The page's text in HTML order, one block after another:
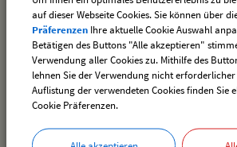
Ortsplan der Gemeinde Hergensweiler
auf dieser Webseite Cookies. Sie können über
Präferenzen Ihre aktuelle Cookie Auswahl
Betätigen des Buttons "Alle akzeptieren"
Verwendung aller Cookies zu. Mithilfe des
lehnen Sie der Verwendung nicht erforderlicher
Auflistung der verwendeten Cookies finden Sie
Cookie Präferenzen.